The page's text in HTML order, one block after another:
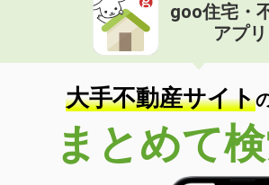
goo住宅・
アプリ
大手不動産サイト
まとめて検